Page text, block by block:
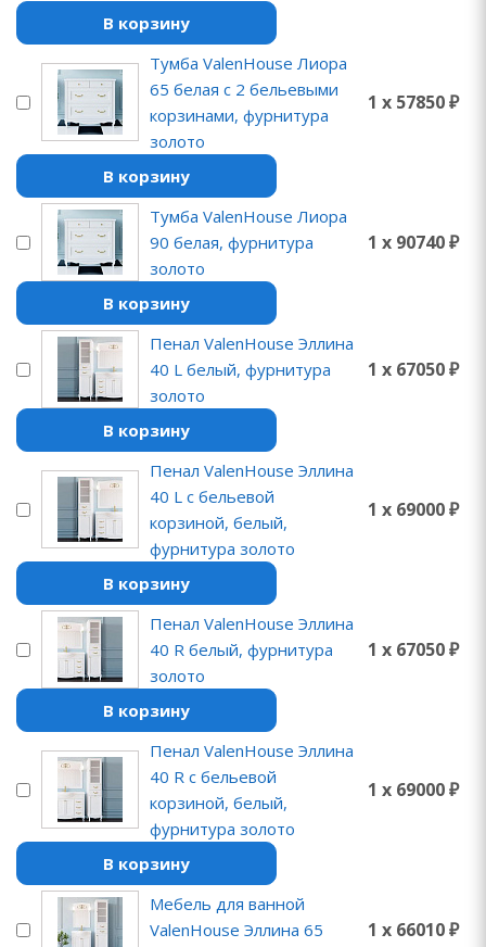
В корзину
Тумба ValenHouse Лиора
65 белая с 2 бельевыми
корзинами, фурнитура
золото
1 x 57850 ₽
В корзину
Тумба ValenHouse Лиора
90 белая, фурнитура
золото
1 x 90740 ₽
В корзину
Пенал ValenHouse Эллина
40 L белый, фурнитура
золото
1 x 67050 ₽
В корзину
Пенал ValenHouse Эллина
40 L с бельевой
корзиной, белый,
фурнитура золото
1 x 69000 ₽
В корзину
Пенал ValenHouse Эллина
40 R белый, фурнитура
золото
1 x 67050 ₽
В корзину
Пенал ValenHouse Эллина
40 R с бельевой
корзиной, белый,
фурнитура золото
1 x 69000 ₽
В корзину
Мебель для ванной
ValenHouse Эллина 65
1 x 66010 ₽